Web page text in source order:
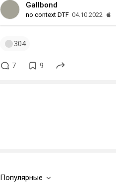
Gallbond
no context DTF 04.10.2022
304
7 9
Популярные